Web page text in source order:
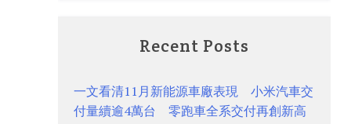
Recent Posts
一文看清11月新能源車廠表現 小米汽車交
付量續逾4萬台 零跑車全系交付再創新高